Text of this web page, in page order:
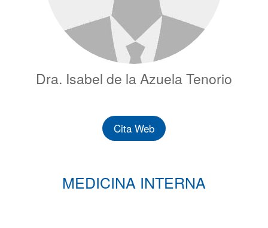
Dra. Isabel de la Azuela Tenorio
Cita Web
MEDICINA INTERNA